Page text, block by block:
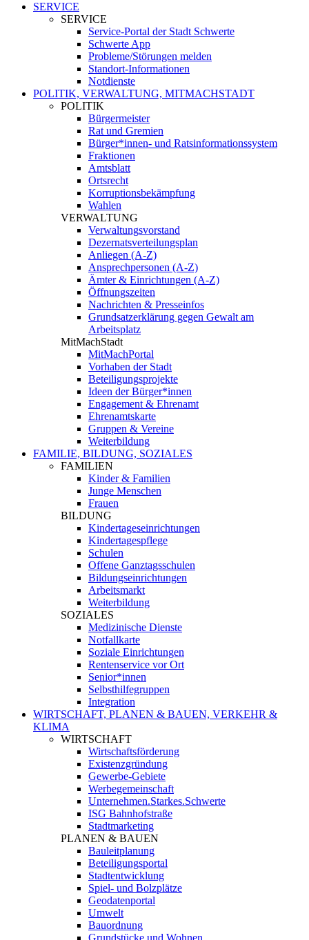
SERVICE
SERVICE
Service-Portal der Stadt Schwerte
Schwerte App
Probleme/Störungen melden
Standort-Informationen
Notdienste
POLITIK, VERWALTUNG, MITMACHSTADT
POLITIK
Bürgermeister
Rat und Gremien
Bürger*innen- und Ratsinformationssystem
Fraktionen
Amtsblatt
Ortsrecht
Korruptionsbekämpfung
Wahlen
VERWALTUNG
Verwaltungsvorstand
Dezernatsverteilungsplan
Anliegen (A-Z)
Ansprechpersonen (A-Z)
Ämter & Einrichtungen (A-Z)
Öffnungszeiten
Nachrichten & Presseinfos
Grundsatzerklärung gegen Gewalt am
Arbeitsplatz
MitMachStadt
MitMachPortal
Vorhaben der Stadt
Beteiligungsprojekte
Ideen der Bürger*innen
Engagement & Ehrenamt
Ehrenamtskarte
Gruppen & Vereine
Weiterbildung
FAMILIE, BILDUNG, SOZIALES
FAMILIEN
Kinder & Familien
Junge Menschen
Frauen
BILDUNG
Kindertageseinrichtungen
Kindertagespflege
Schulen
Offene Ganztagsschulen
Bildungseinrichtungen
Arbeitsmarkt
Weiterbildung
SOZIALES
Medizinische Dienste
Notfallkarte
Soziale Einrichtungen
Rentenservice vor Ort
Senior*innen
Selbsthilfegruppen
Integration
WIRTSCHAFT, PLANEN & BAUEN, VERKEHR &
KLIMA
WIRTSCHAFT
Wirtschaftsförderung
Existenzgründung
Gewerbe-Gebiete
Werbegemeinschaft
Unternehmen.Starkes.Schwerte
ISG Bahnhofstraße
Stadtmarketing
PLANEN & BAUEN
Bauleitplanung
Beteiligungsportal
Stadtentwicklung
Spiel- und Bolzplätze
Geodatenportal
Umwelt
Bauordnung